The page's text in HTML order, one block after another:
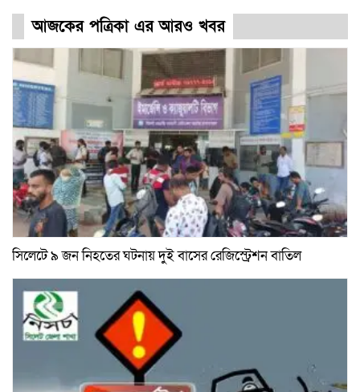
আজকের পত্রিকা এর আরও খবর
সিলেটে ৯ জন নিহতের ঘটনায় দুই বাসের রেজিস্ট্রেশন বাতিল